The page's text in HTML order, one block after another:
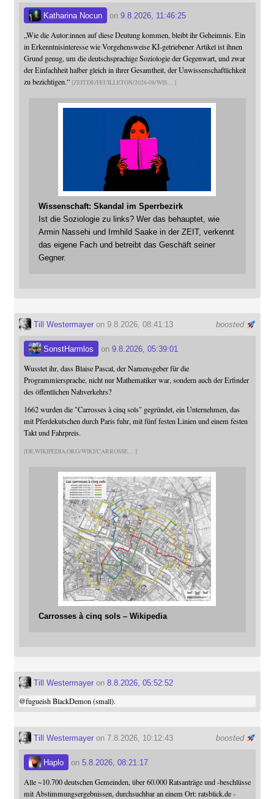
Katharina Nocun on 9.8.2026, 11:46:25
„Wie die Autor:innen auf diese Deutung kommen, bleibt ihr Geheimnis. Ein
in Erkenntnisinteresse wie Vorgehensweise KI-getriebener Artikel ist ihnen
Grund genug, um die deutschsprachige Soziologie der Gegenwart, und zwar
der Einfachheit halber gleich in ihrer Gesamtheit, der Unwissenschaftlichkeit
zu bezichtigen.“ ZEIT.DE/FEUILLETON/2026-08/WIS
Wissenschaft: Skandal im Sperrbezirk
Ist die Soziologie zu links? Wer das behauptet, wie
Armin Nassehi und Irmhild Saake in der ZEIT, verkennt
das eigene Fach und betreibt das Geschäft seiner
Gegner.
boosted
Till Westermayeron 9.8.2026, 08:41:13
SonstHarmlos on 9.8.2026, 05:39:01
Wusstet ihr, dass Blaise Pascal, der Namensgeber für die
Programmiersprache, nicht nur Mathematiker war, sondern auch der Erfinder
des öffentlichen Nahverkehrs?
1662 wurden die "Carrosses à cinq sols" gegründet, ein Unternehmen, das
mit Pferdekutschen durch Paris fuhr, mit fünf festen Linien und einem festen
Takt und Fahrpreis.
DE.WIKIPEDIA.ORG/WIKI/CARROSSE
Carrosses à cinq sols – Wikipedia
Till Westermayeron 8.8.2026, 05:52:52
@fugueishBlackDemon (small).
boosted
Till Westermayeron 7.8.2026, 10:12:43
Haplo on 5.8.2026, 08:21:17
Alle ~10.700 deutschen Gemeinden, über 60.000 Ratsanträge und -beschlüsse
mit Abstimmungsergebnissen, durchsuchbar an einem Ort: ratsblick.de -